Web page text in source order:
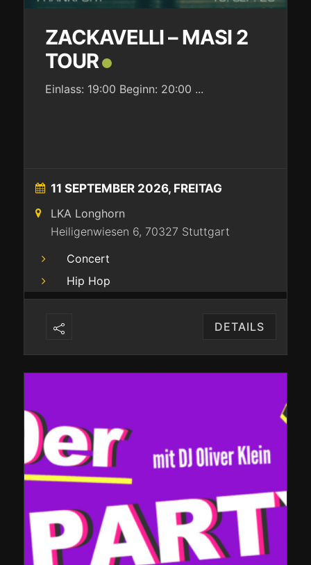
ZACKAVELLI – MASI 2
TOUR
Einlass: 19:00 Beginn: 20:00 ...
11 SEPTEMBER 2026, FREITAG
LKA Longhorn
Heiligenwiesen 6, 70327 Stuttgart
Concert
Hip Hop
DETAILS